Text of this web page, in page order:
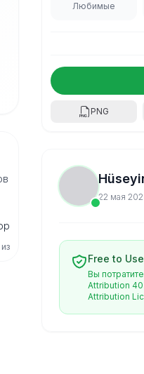
Любимые
PNG
22 мая
Free to Use
Вы
Attribution
Attribution